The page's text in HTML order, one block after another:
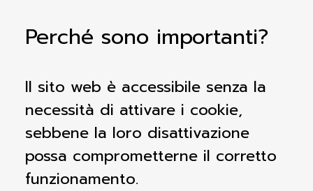
Perché sono importanti?
Il sito web è accessibile senza la
necessità di attivare i cookie,
sebbene la loro disattivazione
possa comprometterne il corretto
funzionamento.